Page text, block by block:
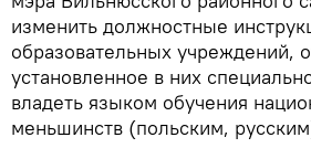
изменить должностные
образовательных учреждений,
установленное в них
владеть языком обучения
меньшинств (польским,